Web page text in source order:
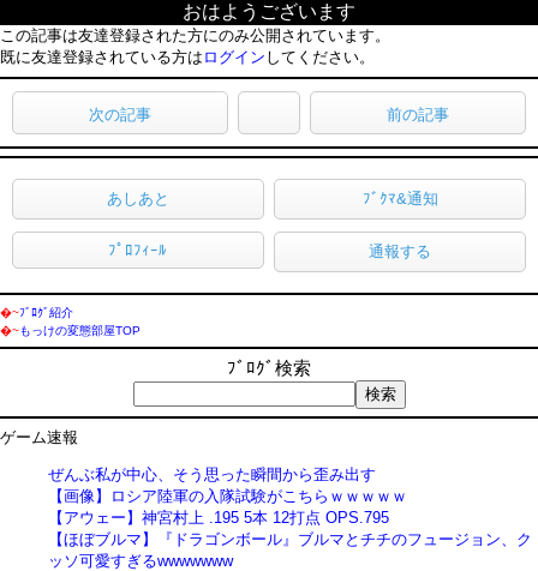
おはようございます
この記事は友達登録された方にのみ公開されています。
既に友達登録されている方は ログイン してください。
次の記事 前の記事
あしあと ﾌﾞｸﾏ&通知
ﾌﾟﾛﾌｨｰﾙ 通報する
�~ﾌﾞﾛｸﾞ紹介
�~もっけの変態部屋TOP
ﾌﾞﾛｸﾞ検索
ゲーム速報
ぜんぶ私が中心、そう思った瞬間から歪み出す
【画像】ロシア陸軍の入隊試験がこちらｗｗｗｗｗ
【アウェー】神宮村上 .195 5本 12打点 OPS.795
【ほぼブルマ】『ドラゴンボール』ブルマとチチのフュージョン、ク
ッソ可愛すぎるwwwwwww